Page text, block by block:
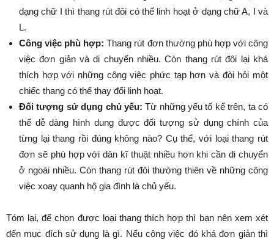
dạng chữ I thì thang rút đôi có thể linh hoạt ở dạng chữ A, I và
L.
Công việc phù hợp: Thang rút đơn thường phù hợp với công
việc đơn giản và di chuyển nhiều. Còn thang rút đôi lại khá
thích hợp với những công việc phức tạp hơn và đòi hỏi một
chiếc thang có thể thay đổi linh hoạt.
Đối tượng sử dụng chủ yếu: Từ những yếu tố kể trên, ta có
thể dễ dàng hình dung được đối tượng sử dụng chính của
từng lại thang rồi đúng không nào? Cụ thể, với loại thang rút
đơn sẽ phù hợp với dân kĩ thuật nhiều hơn khi cần di chuyển
ở ngoài nhiều. Còn thang rút đôi thường thiên về những công
việc xoay quanh hộ gia đình là chủ yếu.
Tóm lại, để chọn được loại thang thích hợp thì bạn nên xem xét
đến mục đích sử dụng là gì. Nếu công việc đó khá đơn giản thì